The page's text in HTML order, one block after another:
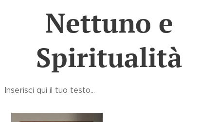
Nettuno e
Spiritualità
Inserisci qui il tuo testo...